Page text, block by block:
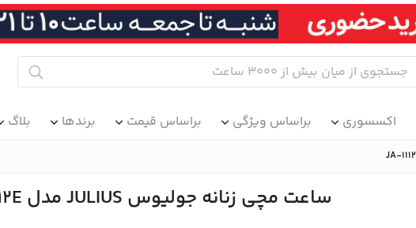
اکسسوری براساس ویژگی براساس قیمت برندها بلاگ
ساعت مچی زنانه جولیوس JULIUS مدل JA-1112E